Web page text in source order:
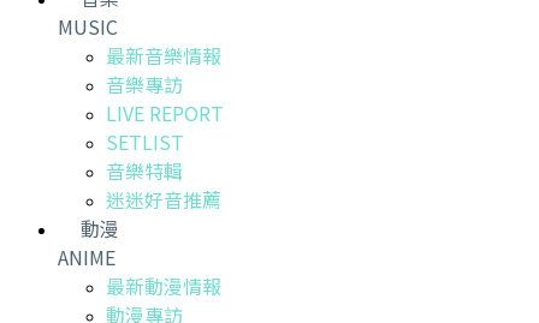
MUSIC
最新音樂情報
音樂專訪
LIVE REPORT
SETLIST
音樂特輯
迷迷好音推薦
動漫
ANIME
最新動漫情報
動漫專訪